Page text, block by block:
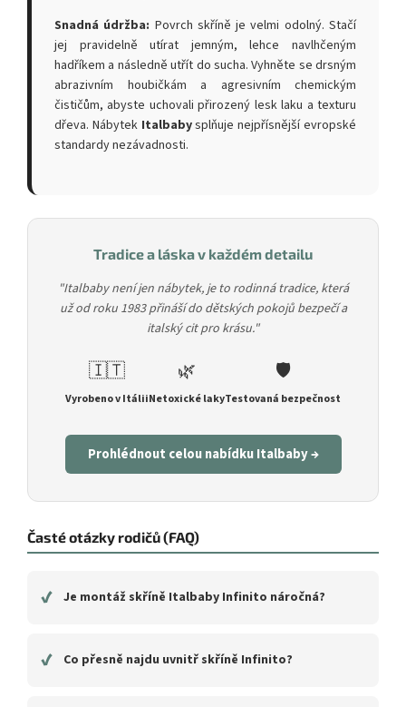
Snadná údržba: Povrch skříně je velmi odolný. Stačí
jej pravidelně utírat jemným, lehce navlhčeným
hadříkem a následně utřít do sucha. Vyhněte se drsným
abrazivním houbičkám a agresivním chemickým
čističům, abyste uchovali přirozený lesk laku a texturu
dřeva. Nábytek Italbabysplňuje nejpřísnější evropské
standardy nezávadnosti.
Tradice a láska v každém detailu
"Italbaby není jen nábytek, je to rodinná tradice, která
už od roku 1983 přináší do dětských pokojů bezpečí a
italský cit pro krásu."
🇮🇹
Vyrobeno v Itálii
🌿
Netoxické laky
🛡️
Testovaná bezpečnost
Prohlédnout celou nabídku Italbaby →
Časté otázky rodičů (FAQ)
✔ Je montáž skříně Italbaby Infinito náročná?
✔ Co přesně najdu uvnitř skříně Infinito?